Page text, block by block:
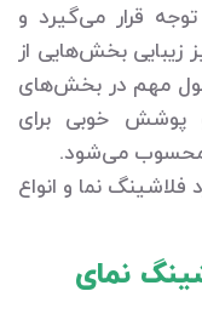
قرار می‌گیرد و
زیبایی بخش‌هایی از
مهم در بخش‌های
پوشش خوبی برای
محسوب می‌شود.
نما و انواع
نمای